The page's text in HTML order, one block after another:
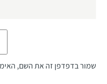
שמור בדפדפן זה את השם,